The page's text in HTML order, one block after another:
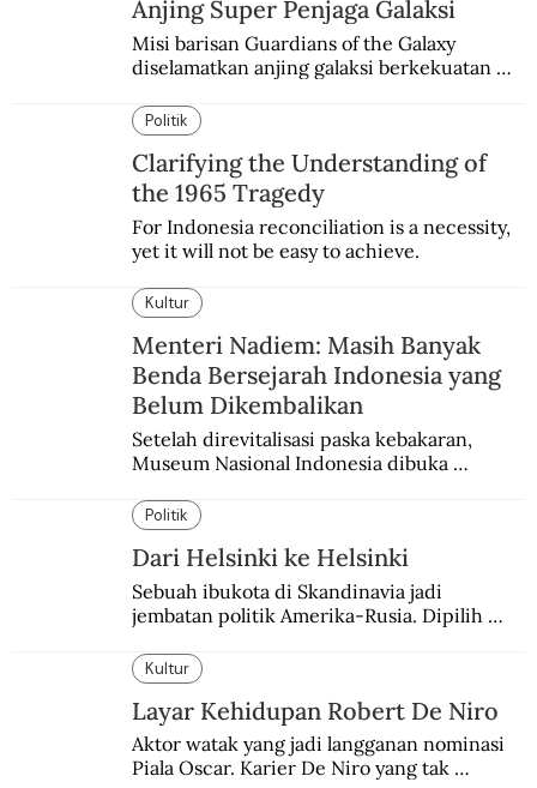
Anjing Super Penjaga Galaksi
Misi barisan Guardians of the Galaxy
diselamatkan anjing galaksi berkekuatan
si martir antariksa Soviet.
Politik
Clarifying the Understanding of
the 1965 Tragedy
For Indonesia reconciliation is a necessity,
yet it will not be easy to achieve.
Kultur
Menteri Nadiem: Masih Banyak
Benda Bersejarah Indonesia yang
Belum Dikembalikan
Setelah direvitalisasi paska kebakaran,
Museum Nasional Indonesia dibuka
Pameran Repatriasi 2024.
Politik
Dari Helsinki ke Helsinki
Sebuah ibukota di Skandinavia jadi
jembatan politik Amerika-Rusia. Dipilih
Kultur
Layar Kehidupan Robert De Niro
Aktor watak yang jadi langganan nominasi
Piala Oscar. Karier De Niro yang tak